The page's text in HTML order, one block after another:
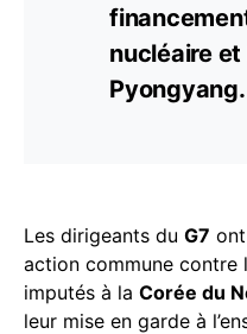
nucléaire
Pyongyang.
Les dirigeants du G7
action commune contre
imputés à la Corée du
leur mise en garde à